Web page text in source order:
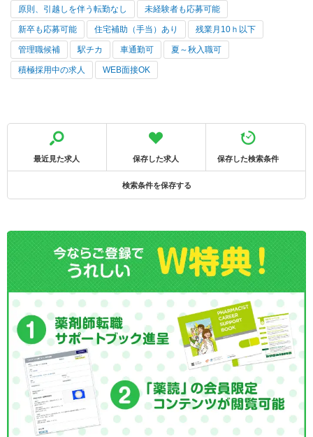
原則、引越しを伴う転勤なし 未経験者も応募可能
新卒も応募可能 住宅補助（手当）あり 残業月10ｈ以下
管理職候補 駅チカ 車通勤可 夏～秋入職可
積極採用中の求人 WEB面接OK
最近見た求人 保存した求人 保存した検索条件
検索条件を保存する